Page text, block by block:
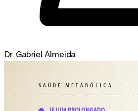
Dr. Gabriel Almeida